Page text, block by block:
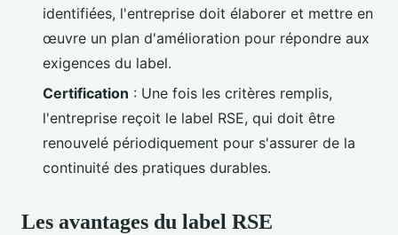
identifiées, l'entreprise doit élaborer et mettre en
œuvre un plan d'amélioration pour répondre aux
exigences du label.
Certification : Une fois les critères remplis,
l'entreprise reçoit le label RSE, qui doit être
renouvelé périodiquement pour s'assurer de la
continuité des pratiques durables.
Les avantages du label RSE